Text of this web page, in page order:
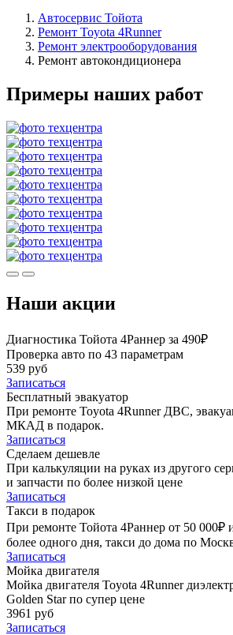
Автосервис Тойота
Ремонт Toyota 4Runner
Ремонт электрооборудования
Ремонт автокондиционера
Примеры наших работ
Наши акции
Диагностика Тойота 4Раннер за 490₽
Проверка авто по 43 параметрам
539 руб
Записаться
Бесплатный эвакуатор
При ремонте Toyota 4Runner ДВС,
МКАД в подарок.
Записаться
Сделаем дешевле
При калькуляции на руках из другого
и запчасти по более низкой цене
Записаться
Такси в подарок
При ремонте Тойота 4Раннер от 50 000₽
более одного дня, такси до дома по
Записаться
Мойка двигателя
Мойка двигателя Toyota 4Runner
Golden Star по супер цене
3961 руб
Записаться